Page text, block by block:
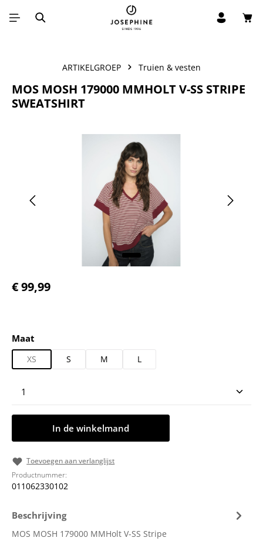
Ga naar de hoofdinhoud
ARTIKELGROEP Truien & vesten
MOS MOSH 179000 MMHOLT V-SS STRIPE
SWEATSHIRT
Normale prijs:
€ 99,99
Selecteer
Maat
XS S M L
Producthoeveelheid: Voer de gewenste
In de winkelmand
Toevoegen aan verlanglijst
Productnummer:
011062330102
Beschrijving
MOS MOSH 179000 MMHolt V-SS Stripe